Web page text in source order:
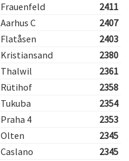
Frauenfeld
2411
Aarhus C
2407
Flatåsen
2403
Kristiansand
2380
Thalwil
2361
Rütihof
2358
Tukuba
2354
Praha 4
2353
Olten
2345
Caslano
2345